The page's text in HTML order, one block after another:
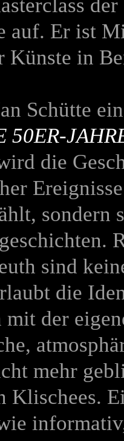
auf. Er ist
Künste in
Schütte
50ER-
die
sondern
sind
die
mit der
mehr
Klischees.